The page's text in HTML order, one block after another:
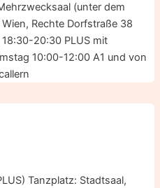
(unter dem
Rechte Dorfstraße 38
20:30 PLUS mit
10:00-12:00 A1 und von
Tanzplatz: Stadtsaal,